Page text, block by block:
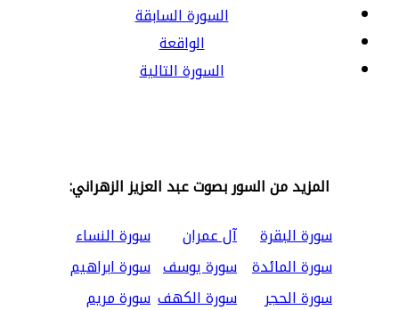
السورة السابقة
الواقعة
السورة التالية
المزيد من السور بصوت عبد العزيز الزهراني:
سورة البقرة
آل عمران
سورة النساء
سورة المائدة سورة يوسف سورة ابراهيم
سورة الحجر
سورة الكهف سورة مريم